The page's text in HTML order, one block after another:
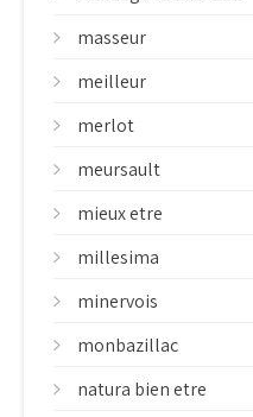
masseur
meilleur
merlot
meursault
mieux etre
millesima
minervois
monbazillac
natura bien etre